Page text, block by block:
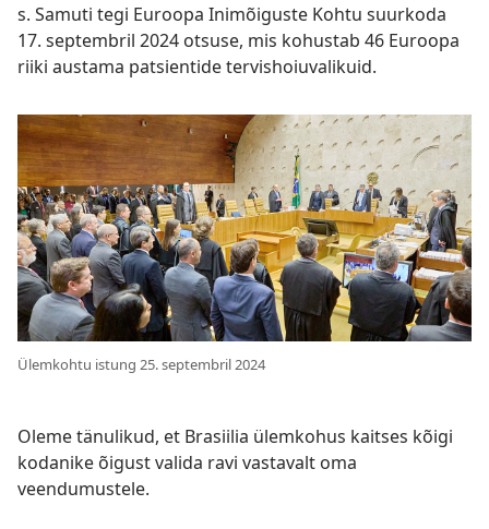
s. Samuti tegi Euroopa Inimõiguste Kohtu suurkoda
17. septembril 2024 otsuse, mis kohustab 46 Euroopa
riiki austama patsientide tervishoiuvalikuid.
Ülemkohtu istung 25. septembril 2024
Oleme tänulikud, et Brasiilia ülemkohus kaitses kõigi
kodanike õigust valida ravi vastavalt oma
veendumustele.